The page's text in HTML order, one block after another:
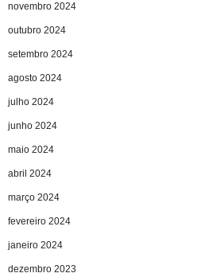
novembro 2024
outubro 2024
setembro 2024
agosto 2024
julho 2024
junho 2024
maio 2024
abril 2024
março 2024
fevereiro 2024
janeiro 2024
dezembro 2023